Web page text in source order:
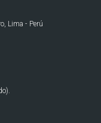
Lima - Perú